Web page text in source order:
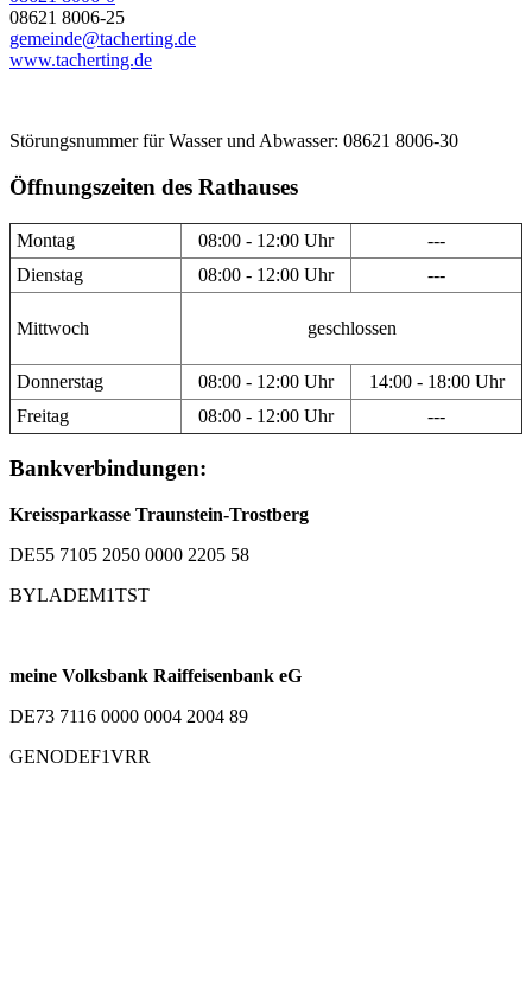
08621 8006-25
gemeinde@tacherting.de
www.tacherting.de
Störungsnummer für Wasser und Abwasser: 08621 8006-30
Öffnungszeiten des Rathauses
Montag 08:00 - 12:00 Uhr
---
Dienstag
08:00 - 12:00 Uhr ---
Mittwoch geschlossen
Donnerstag 08:00 - 12:00 Uhr
14:00 - 18:00 Uhr
Freitag
08:00 - 12:00 Uhr ---
Bankverbindungen:
Kreissparkasse Traunstein-Trostberg
DE55 7105 2050 0000 2205 58
BYLADEM1TST
meine Volksbank Raiffeisenbank eG
DE73 7116 0000 0004 2004 89
GENODEF1VRR